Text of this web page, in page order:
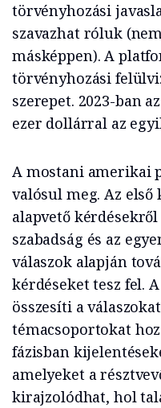
törvényhozási
szavazhat róluk
másképpen). A
törvényhozási
szerepet. 2023-ban
ezer dollárral az
A mostani amerikai
valósul meg. Az
alapvető
szabadság és az
válaszok alapján
kérdéseket tesz fel.
összesíti a
témacsoportokat
fázisban
amelyeket a
kirajzolódhat, hol